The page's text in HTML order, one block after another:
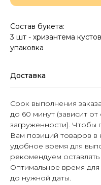
Состав букета:
3 шт - хризантема
упаковка
Доставка
Срок выполнения
до 60 минут (зависит
загруженности). Чтобы
Вам позиций товаров в
удобное время для
рекомендуем
Оптимальное время для
до нужной даты.